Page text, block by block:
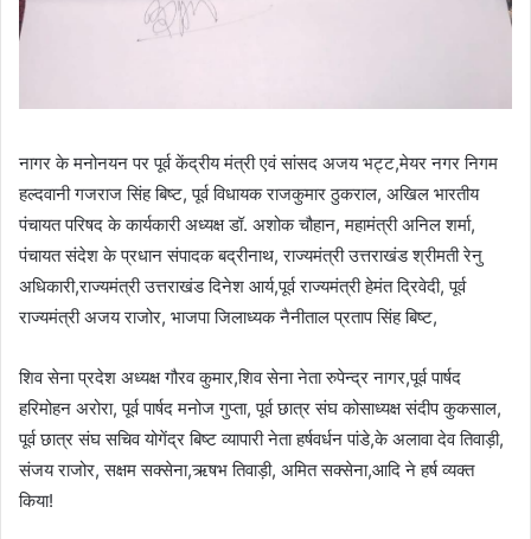
नागर के मनोनयन पर पूर्व केंद्रीय मंत्री एवं सांसद अजय भट्ट,मेयर नगर निगम
हल्दवानी गजराज सिंह बिष्ट, पूर्व विधायक राजकुमार ठुकराल, अखिल भारतीय
पंचायत परिषद के कार्यकारी अध्यक्ष डॉ. अशोक चौहान, महामंत्री अनिल शर्मा,
पंचायत संदेश के प्रधान संपादक बद्रीनाथ, राज्यमंत्री उत्तराखंड श्रीमती रेनु
अधिकारी,राज्यमंत्री उत्तराखंड दिनेश आर्य,पूर्व राज्यमंत्री हेमंत द्रिवेदी, पूर्व
राज्यमंत्री अजय राजोर, भाजपा जिलाध्यक नैनीताल प्रताप सिंह बिष्ट,
शिव सेना प्रदेश अध्यक्ष गौरव कुमार,शिव सेना नेता रुपेन्द्र नागर,पूर्व पार्षद
हरिमोहन अरोरा, पूर्व पार्षद मनोज गुप्ता, पूर्व छात्र संघ कोसाध्यक्ष संदीप कुकसाल,
पूर्व छात्र संघ सचिव योगेंद्र बिष्ट व्यापारी नेता हर्षवर्धन पांडे,के अलावा देव तिवाड़ी,
संजय राजोर, सक्षम सक्सेना,ऋषभ तिवाड़ी, अमित सक्सेना,आदि ने हर्ष व्यक्त
किया!